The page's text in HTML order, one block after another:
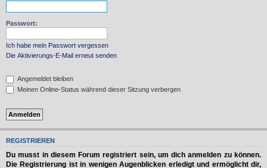
Passwort:
Ich habe mein Passwort vergessen
Die Aktivierungs-E-Mail erneut senden
Angemeldet bleiben
Meinen Online-Status während dieser Sitzung verbergen
REGISTRIEREN
Du musst in diesem Forum registriert sein, um dich anmelden zu können.
Die Registrierung ist in wenigen Augenblicken erledigt und ermöglicht dir,